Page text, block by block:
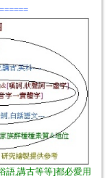
語,講古等等]都必愛用